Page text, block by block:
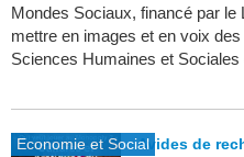
Mondes Sociaux, financé par
mettre en images et en voix
Sciences Humaines et
Economie et SocialAvides de